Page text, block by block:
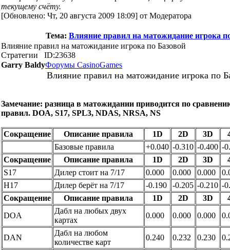
текущему счёту.
[Обновлено: Чт, 20 августа 2009 18:09] от Модератора
Тема: Влияние правил на матожидание игрока
Влияние правил на матожидание игрока по Базовой
Стратегии
ID:23638
Garry BaldyФорумы CasinoGames
Влияние правил на матожидание игрока по
Замечание: разница в матожидании приводится по
правил. DOA, S17, SPL3, NDAS, NRSA, NS
Сокращение Описание правила 1D 2D 3D
Базовые правила
+0.040 -0.310 -0.400 -
Сокращение
Описание правила 1D 2D 3D
S17
Дилер стоит на 7/17 0.000 0.000 0.000
H17
Дилер берёт на 7/17 -0.190 -0.205 -0.210 -
Сокращение
Описание правила 1D 2D 3D
DOA
Дабл на любых двух
картах
0.000 0.000 0.000
DAN
Дабл на любом
количестве карт
0.240 0.232 0.230